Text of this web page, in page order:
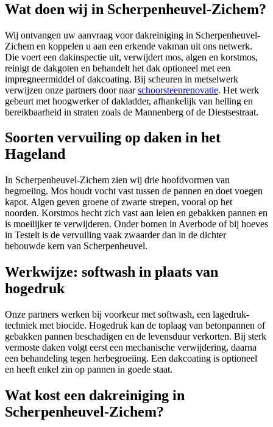
Wat doen wij in Scherpenheuvel-Zichem?
Wij ontvangen uw aanvraag voor dakreiniging in Scherpenheuvel-
Zichem en koppelen u aan een erkende vakman uit ons netwerk.
Die voert een dakinspectie uit, verwijdert mos, algen en korstmos,
reinigt de dakgoten en behandelt het dak optioneel met een
impregneermiddel of dakcoating. Bij scheuren in metselwerk
verwijzen onze partners door naarschoorsteenrenovatie. Het werk
gebeurt met hoogwerker of dakladder, afhankelijk van helling en
bereikbaarheid in straten zoals de Mannenberg of de Diestsestraat.
Soorten vervuiling op daken in het
Hageland
In Scherpenheuvel-Zichem zien wij drie hoofdvormen van
begroeiing. Mos houdt vocht vast tussen de pannen en doet voegen
kapot. Algen geven groene of zwarte strepen, vooral op het
noorden. Korstmos hecht zich vast aan leien en gebakken pannen en
is moeilijker te verwijderen. Onder bomen in Averbode of bij hoeves
in Testelt is de vervuiling vaak zwaarder dan in de dichter
bebouwde kern van Scherpenheuvel.
Werkwijze: softwash in plaats van
hogedruk
Onze partners werken bij voorkeur met softwash, een lagedruk-
techniek met biocide. Hogedruk kan de toplaag van betonpannen of
gebakken pannen beschadigen en de levensduur verkorten. Bij sterk
vermoste daken volgt eerst een mechanische verwijdering, daarna
een behandeling tegen herbegroeiing. Een dakcoating is optioneel
en heeft enkel zin op pannen in goede staat.
Wat kost een dakreiniging in
Scherpenheuvel-Zichem?